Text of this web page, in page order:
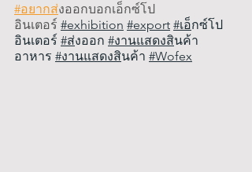
#อยากส่งออกบอกเอ็กซ์โป
อินเตอร์ #exhibition #export #เอ็กซ์โป
อินเตอร์ #ส่งออก #งานแสดงสินค้า
อาหาร #งานแสดงสินค้า #Wofex